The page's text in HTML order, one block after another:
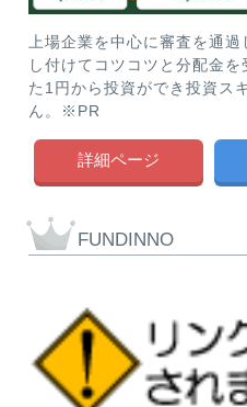
上場企業を中心に審査を通
し付けてコツコツと分配金を
た1円から投資ができ投資ス
ん。※PR
詳細ページ
FUNDINNO